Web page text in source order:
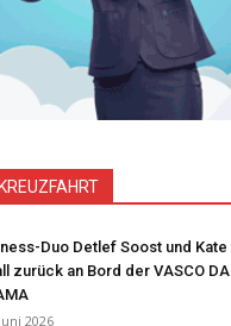
KREUZFAHRT
Duo Detlef Soost und Kate
zurück an Bord der VASCO DA
2026